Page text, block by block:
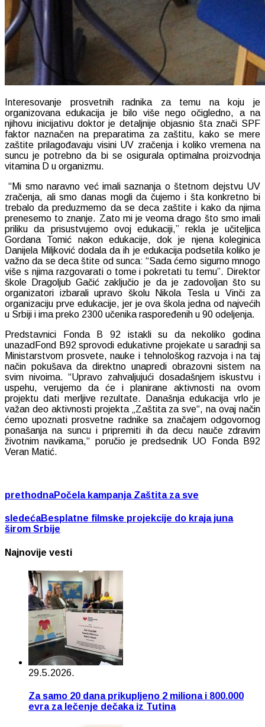
Interesovanje prosvetnih radnika za temu na koju je
organizovana edukacija je bilo više nego očigledno, a na
njihovu inicijativu doktor je detaljnije objasnio šta znači SPF
faktor naznačen na preparatima za zaštitu, kako se mere
zaštite prilagođavaju visini UV zračenja i koliko vremena na
suncu je potrebno da bi se osigurala optimalna proizvodnja
vitamina D u organizmu.
“Mi smo naravno već imali saznanja o štetnom dejstvu UV
zračenja, ali smo danas mogli da čujemo i šta konkretno bi
trebalo da preduzmemo da se deca zaštite i kako da njima
prenesemo to znanje. Zato mi je veoma drago što smo imali
priliku da prisustvujemo ovoj edukaciji,” rekla je učiteljica
Gordana Tomić nakon edukacije, dok je njena koleginica
Danijela Miljković dodala da ih je edukacija podsetila koliko je
važno da se deca štite od sunca: “Sada ćemo sigurno mnogo
više s njima razgovarati o tome i pokretati tu temu”. Direktor
škole Dragoljub Gačić zaključio je da je zadovoljan što su
organizatori izbarali upravo školu Nikola Tesla u Vinči za
organizaciju prve edukacije, jer je ova škola jedna od najvećih
u Srbiji i ima preko 2300 učenika raspoređenih u 90 odeljenja.
Predstavnici Fonda B 92 istakli su da nekoliko godina
unazadFond B92 sprovodi edukativne projekate u saradnji sa
Ministarstvom prosvete, nauke i tehnološkog razvoja i na taj
način pokušava da direktno unapredi obrazovni sistem na
svim nivoima. “Upravo zahvaljujući dosadašnjem iskustvu i
uspehu, verujemo da će i planirane aktivnosti na ovom
projektu dati merljive rezultate. Današnja edukacija vrlo je
važan deo aktivnosti projekta „Zaštita za sve“, na ovaj način
ćemo upoznati prosvetne radnike sa značajem odgovornog
ponašanja na suncu i pripremiti ih da decu nauče zdravim
životnim navikama,“ poručio je predsednik UO Fonda B92
Veran Matić.
prethodnaPočela kampanja Zaštita za sve
sledećaBesplatne filmske projekcije do kraja juna
širom Srbije
Najnovije vesti
29.5.2026.
Za samo 20 dana prikupljeno 2 miliona i 800.000
evra za lečenje dečaka iz Tutina